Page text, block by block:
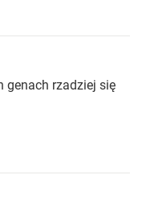
genach rzadziej się